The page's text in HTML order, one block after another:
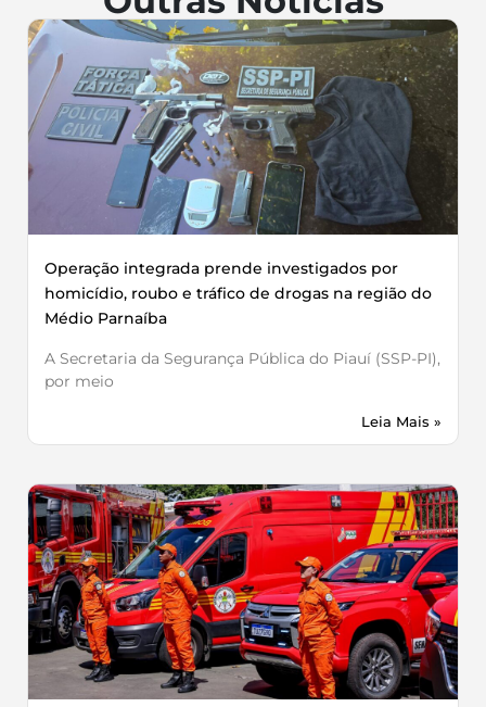
Operação integrada prende investigados por
homicídio, roubo e tráfico de drogas na região do
Médio Parnaíba
A Secretaria da Segurança Pública do Piauí (SSP-PI),
por meio
Leia Mais »